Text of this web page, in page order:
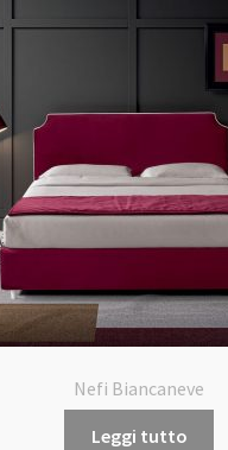
Nefi Biancaneve
Leggi tutto